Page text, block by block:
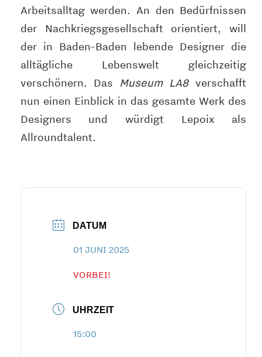
Arbeitsalltag werden. An den Bedürfnissen
der Nachkriegsgesellschaft orientiert, will
der in Baden-Baden lebende Designer die
alltägliche Lebenswelt gleichzeitig
verschönern. Das
Museum LA8verschafft
nun einen Einblick in das gesamte Werk des
Designers und würdigt Lepoix als
Allroundtalent.
DATUM
01 JUNI 2025
VORBEI!
UHRZEIT
15:00